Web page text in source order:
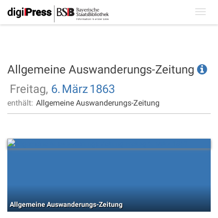
Allgemeine Auswanderungs-Zeitung
Freitag, 6. März 1863
enthält: Allgemeine Auswanderungs-Zeitung
Allgemeine Auswanderungs-Zeitung